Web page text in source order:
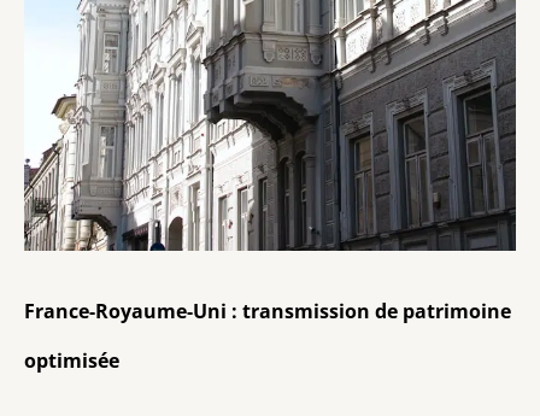
France-Royaume-Uni : transmission de patrimoine
optimisée